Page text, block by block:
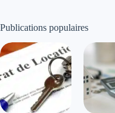
Publications populaires